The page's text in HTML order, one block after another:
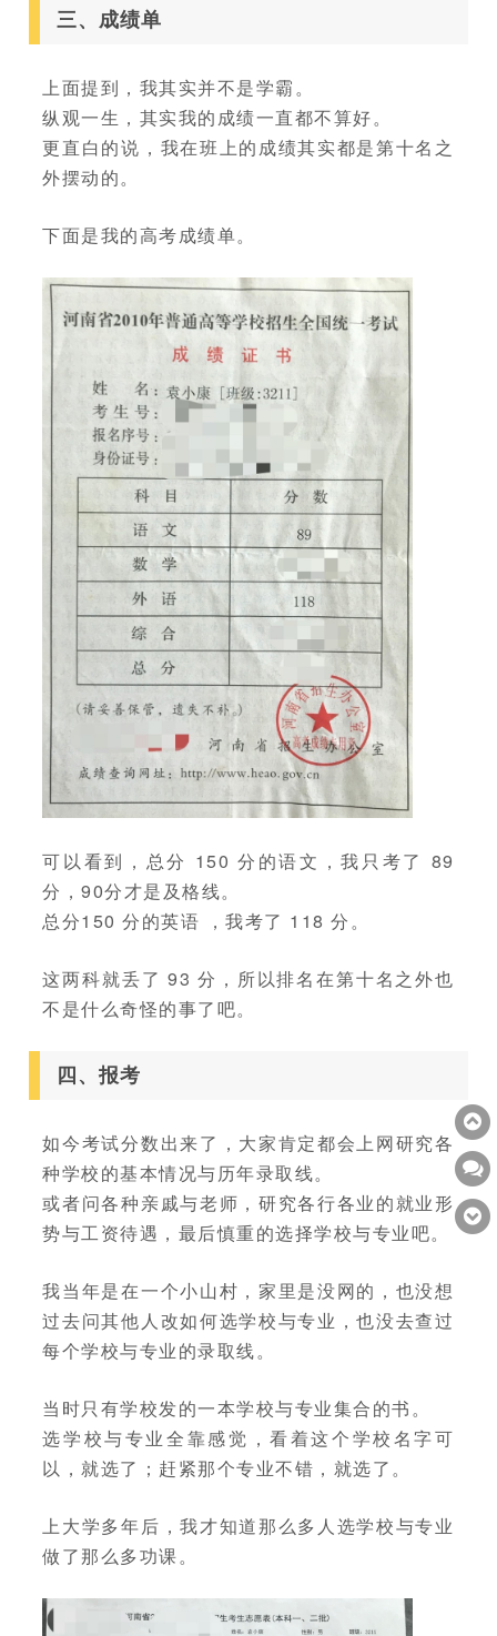
三、成绩单
上面提到，我其实并不是学霸。
纵观一生，其实我的成绩一直都不算好。
更直白的说，我在班上的成绩其实都是第十名之
外摆动的。
下面是我的高考成绩单。
可以看到，总分 150 分的语文，我只考了 89
分，90分才是及格线。
总分150 分的英语 ，我考了 118 分。
这两科就丢了 93 分，所以排名在第十名之外也
不是什么奇怪的事了吧。
四、报考
如今考试分数出来了，大家肯定都会上网研究各
种学校的基本情况与历年录取线。
或者问各种亲戚与老师，研究各行各业的就业形
势与工资待遇，最后慎重的选择学校与专业吧。
我当年是在一个小山村，家里是没网的，也没想
过去问其他人改如何选学校与专业，也没去查过
每个学校与专业的录取线。
当时只有学校发的一本学校与专业集合的书。
选学校与专业全靠感觉，看着这个学校名字可
以，就选了；赶紧那个专业不错，就选了。
上大学多年后，我才知道那么多人选学校与专业
做了那么多功课。